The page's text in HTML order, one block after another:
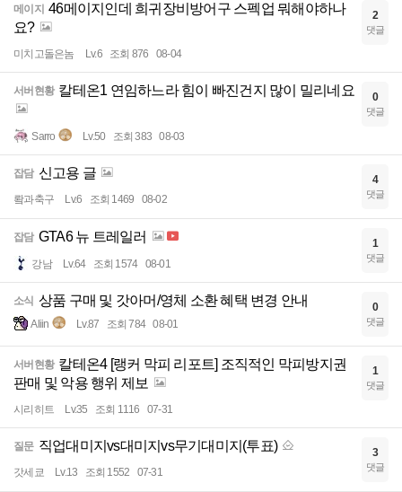
메이지 46메이지인데 희귀장비방어구 스펙업 뭐해야하나
요?
미치고돌은놈 Lv.6 조회 876 08-04
2
댓글
서버현황 칼테온1 연임하느라 힘이 빠진건지 많이 밀리네요
Sarro Lv.50 조회 383 08-03
0
댓글
잡담 신고용 글
뢐과축구 Lv.6 조회 1469 08-02
4
댓글
잡담 GTA6 뉴 트레일러
강남 Lv.64 조회 1574 08-01
1
댓글
소식 상품 구매 및 갓아머/영체 소환 혜택 변경 안내
Aliin Lv.87 조회 784 08-01
0
댓글
서버현황 칼테온4 [랭커 막피 리포트] 조직적인 막피방지권
판매 및 악용 행위 제보
시리히트 Lv.35 조회 1116 07-31
1
댓글
질문 직업대미지vs대미지vs무기대미지(투표)
갓세쿄 Lv.13 조회 1552 07-31
3
댓글